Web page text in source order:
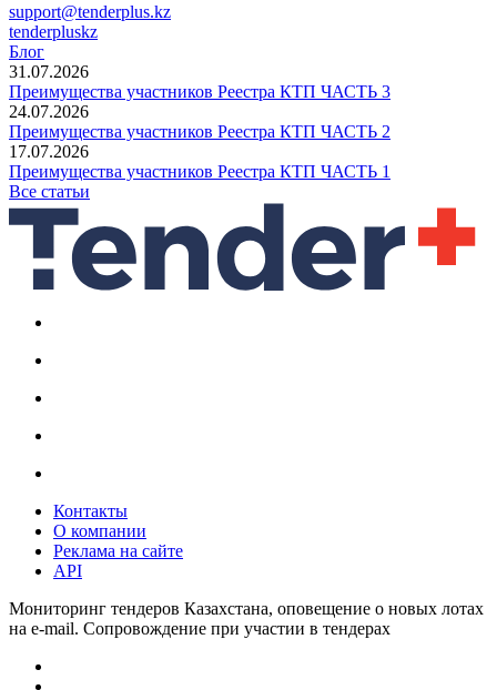
support@tenderplus.kz
tenderpluskz
Блог
31.07.2026
Преимущества участников Реестра КТП ЧАСТЬ 3
24.07.2026
Преимущества участников Реестра КТП ЧАСТЬ 2
17.07.2026
Преимущества участников Реестра КТП ЧАСТЬ 1
Все статьи
Контакты
О компании
Реклама на сайте
API
Мониторинг тендеров Казахстана, оповещение о новых лотах
на e-mail. Сопровождение при участии в тендерах